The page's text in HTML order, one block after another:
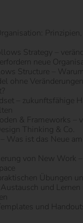
Strategy –
neue
Structure –
ohne
– zukunftsfähige
& Frameworks –
Thinking & Co.
Was ist das Neue am
von New Work –
Übungen
und Lernen
und